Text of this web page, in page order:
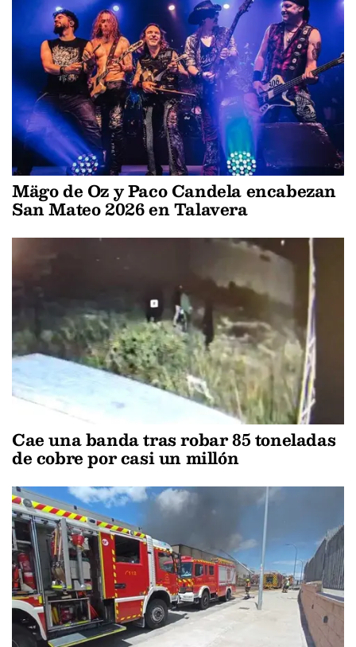
Mägo de Oz y Paco Candela encabezan
San Mateo 2026 en Talavera
Cae una banda tras robar 85 toneladas
de cobre por casi un millón